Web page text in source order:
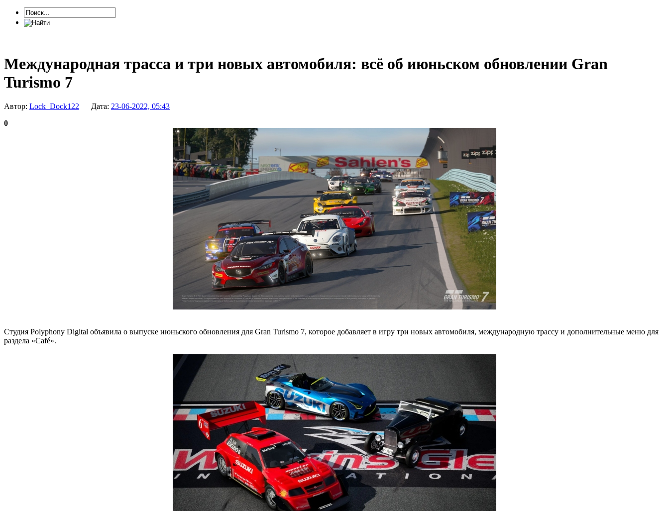
Международная трасса и три новых автомобиля: всё об июньском обновлении Gran
Turismo 7
Автор: Lock_Dock122 Дата: 23-06-2022, 05:43
0
Студия Polyphony Digital объявила о выпуске июньского обновления для Gran Turismo 7, которое добавляет в игру три новых автомобиля, международную трассу и дополнительные меню для
раздела «Café».